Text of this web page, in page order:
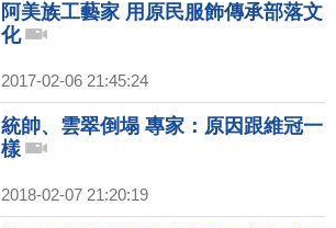
阿美族工藝家 用原民服飾傳承部落文
化
2017-02-06 21:45:24
統帥、雲翠倒塌 專家：原因跟維冠一
樣
2018-02-07 21:20:19